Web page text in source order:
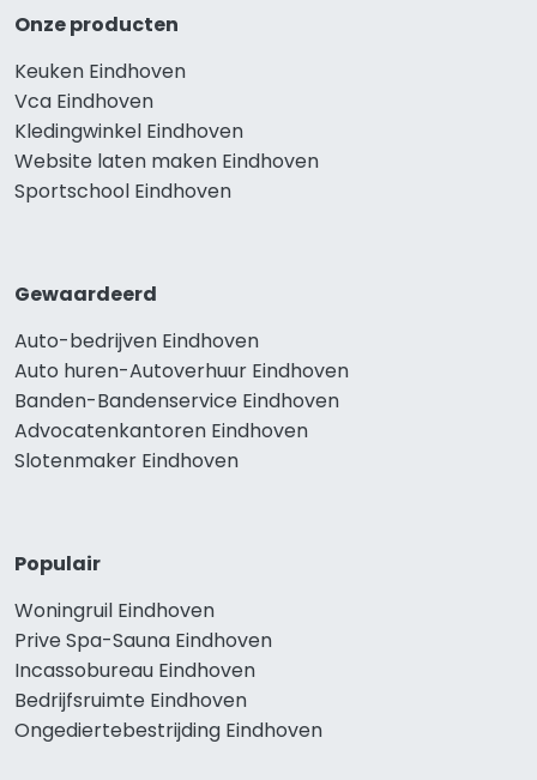
Onze producten
Keuken Eindhoven
Vca Eindhoven
Kledingwinkel Eindhoven
Website laten maken Eindhoven
Sportschool Eindhoven
Gewaardeerd
Auto-bedrijven Eindhoven
Auto huren-Autoverhuur Eindhoven
Banden-Bandenservice Eindhoven
Advocatenkantoren Eindhoven
Slotenmaker Eindhoven
Populair
Woningruil Eindhoven
Prive Spa-Sauna Eindhoven
Incassobureau Eindhoven
Bedrijfsruimte Eindhoven
Ongediertebestrijding Eindhoven